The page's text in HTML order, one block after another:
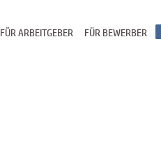
FÜR BEWERBER
FÜR ARBEITGEBER